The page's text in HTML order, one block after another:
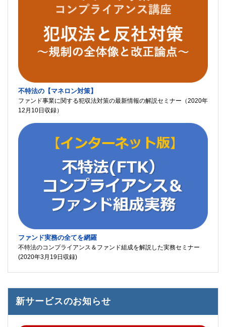
不特法の【マネロン対策】
ファンド事業に関する犯収法対策の最新情報の解説セミナー（2020年
12月10日収録）
ファンド実務の全てを網羅
不特法のコンプライアンス＆ファンド組成を解説した実務セミナー
(2020年3月19日収録)
新サービスのお知らせ